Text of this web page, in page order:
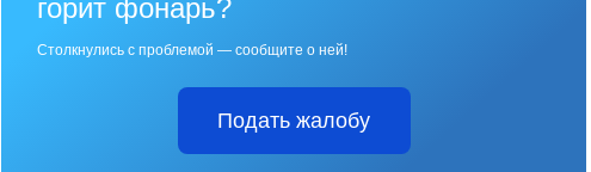
горит фонарь?
Столкнулись с проблемой — сообщите о ней!
Подать жалобу